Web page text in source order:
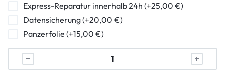
Express-Reparatur innerhalb 24h (+25,00 €)
Datensicherung (+20,00 €)
Panzerfolie (+15,00 €)